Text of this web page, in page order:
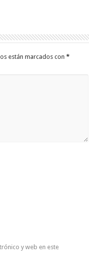
están marcados con *
y web en este